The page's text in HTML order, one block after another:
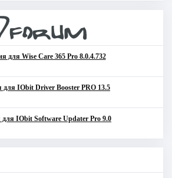
для Wise Care 365 Pro 8.0.4.732
для IObit Driver Booster PRO 13.5
для IObit Software Updater Pro 9.0